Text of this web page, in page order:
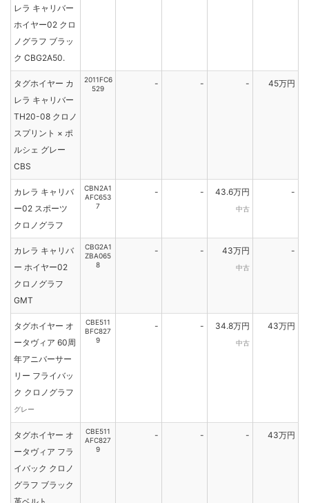
レラ キャリバー
ホイヤー02 クロ
ノグラフ ブラッ
ク CBG2A50.
タグホイヤー カ
レラ キャリバー
TH20-08 クロノ
スプリント × ポ
ルシェ グレー
CBS
2011FC6
529
- - - 45万円
カレラ キャリバ
ー02 スポーツ
クロノグラフ
CBN2A1
AFC653
7
- - 43.6万円
中古
-
カレラ キャリバ
ー ホイヤー02
クロノグラフ
GMT
CBG2A1
ZBA065
8
- - 43万円
中古
-
タグホイヤー オ
ータヴィア 60周
年アニバーサー
リー フライバッ
ク クロノグラフ
グレー
CBE511
BFC827
9
- - 34.8万円
中古
43万円
タグホイヤー オ
ータヴィア フラ
イバック クロノ
グラフ ブラック
CBE511
AFC827
9
- - - 43万円